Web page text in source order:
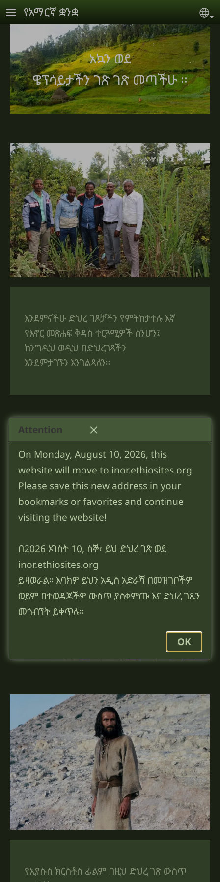
Skip to main content
የአማርኛ ቋንቋ
አኳን ወደ
ዌፕሳይታችን ገጽ ገጽ መጣችሁ ።
እንደምናችሁ ድህረ ገጾቻችን የምትከታተሉ እኛ
የእኖር መጽሐፍ ቅዳስ ተርጓሚዎች ስንሆን፤
ከንግዲህ ወዲህ በድህረገጻችን
እንደምታገኙን እንገልጻለን።
የእኖር አዲስ ኪዳን መፈሐፍ ቅዱስ ተርጓሚዎች
የኢየሱስ ክርስቶስ ፊልም በዚህ ድህረ ገጽ ውስጥ
Attention
On Monday, August 10, 2026, this
website will move to inor.ethiosites.org
Please save this new address in your
bookmarks or favorites and continue
visiting the website!
በ2026 ኦገስት 10, ሰኞ፣ ይህ ድህረ ገጽ ወደ
inor.ethiosites.org
ይዛወራል። እባክዎ ይህን አዲስ አድራሻ በመዝገቦችዎ
ወይም በተወዳጆችዎ ውስጥ ያስቀምጡ እና ድህረ ገጹን
መጎብኘት ይቀጥሉ።
OK